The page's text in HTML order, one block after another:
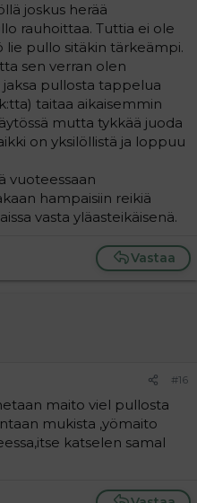
joskus herää
rauhoittaa. Tuttia ei ole
lie pullo sitäkin tärkeämpi.
sen verran olen
pullosta tappelua
taitaa aikaisemmin
mutta tykkää juoda
on yksilöllistä ja loppuu
vuoteessaan
hampaisiin reikiä
vasta yläasteikäisenä.
Vastaa
#16
maito viel pullosta
mukista ,yömaito
katselen samal